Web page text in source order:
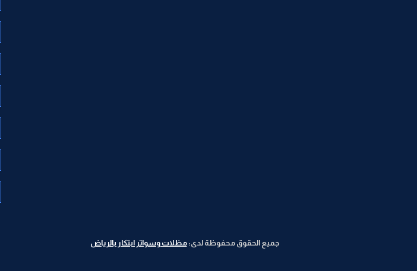
جميع الحقوق محفوظة لدى:مظلات وسواتر ابتكار بالرياض